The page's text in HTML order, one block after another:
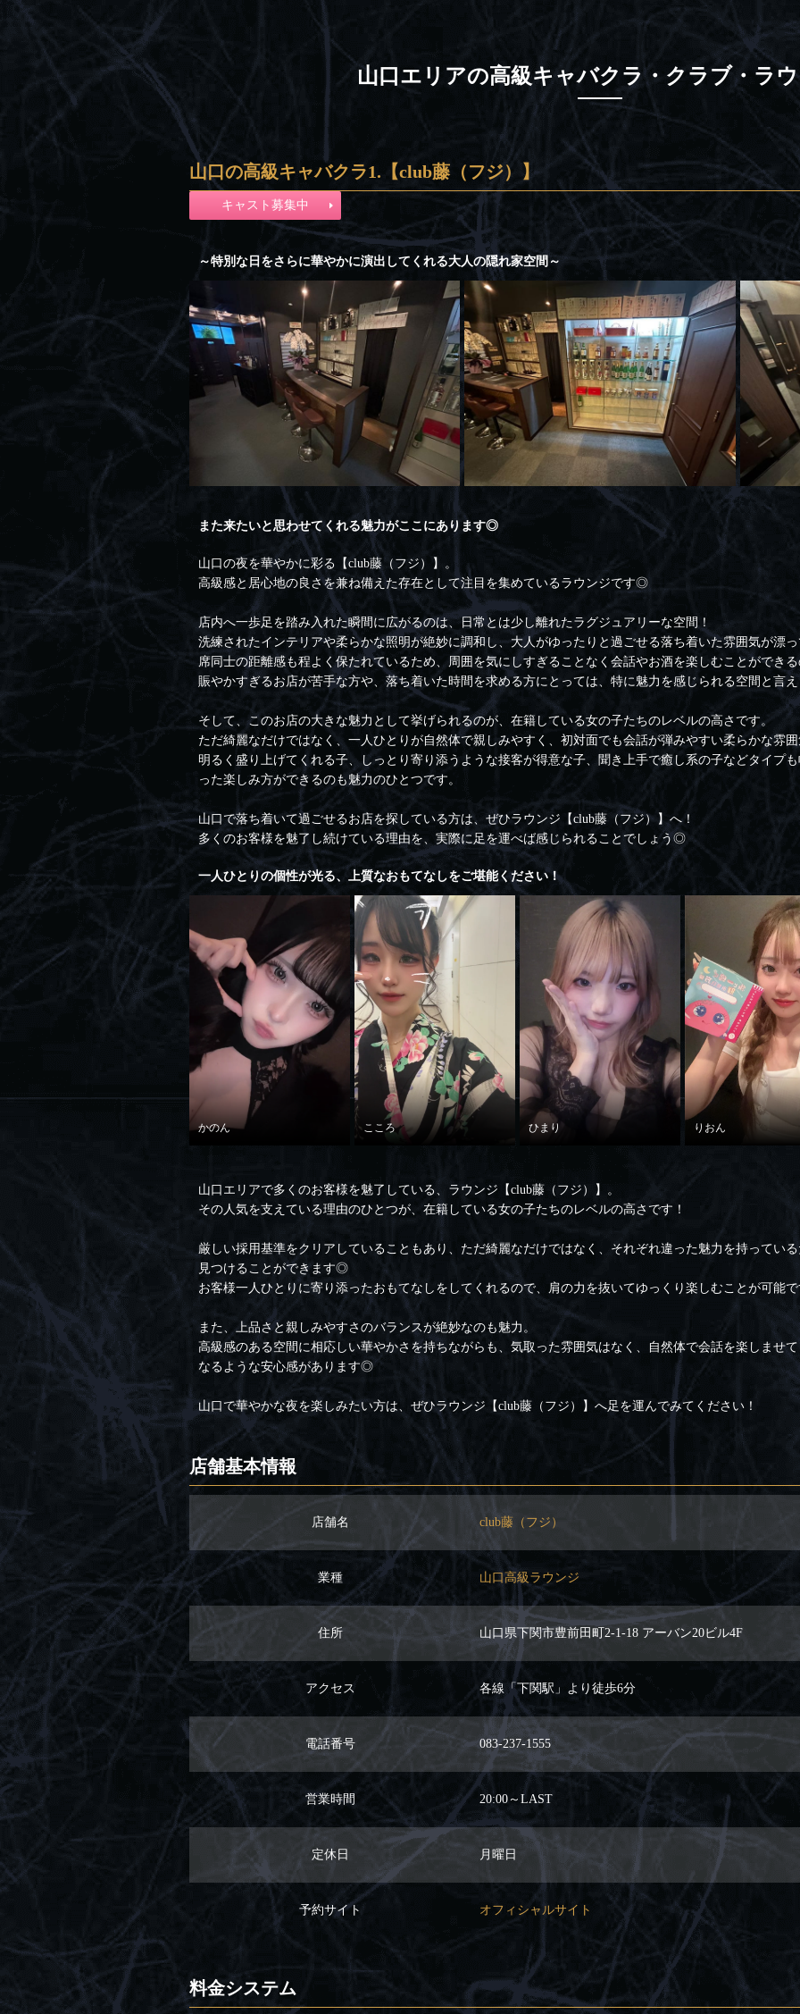
山口エリアの高級キャバクラ・クラブ・ラ
山口の高級キャバクラ1.【club藤（フジ）】
キャスト募集中
～特別な日をさらに華やかに演出してくれる大人の隠れ家空間～
また来たいと思わせてくれる魅力がここにあります◎
山口の夜を華やかに彩る【club藤（フジ）】。
高級感と居心地の良さを兼ね備えた存在として注目を集めているラウンジです◎
店内へ一歩足を踏み入れた瞬間に広がるのは、日常とは少し離れたラグジュアリーな空間！
洗練されたインテリアや柔らかな照明が絶妙に調和し、大人がゆったりと過ごせる落ち着いた雰囲気が漂
席同士の距離感も程よく保たれているため、周囲を気にしすぎることなく会話やお酒を楽しむことができ
賑やかすぎるお店が苦手な方や、落ち着いた時間を求める方にとっては、特に魅力を感じられる空間と言
そして、このお店の大きな魅力として挙げられるのが、在籍している女の子たちのレベルの高さです。
ただ綺麗なだけではなく、一人ひとりが自然体で親しみやすく、初対面でも会話が弾みやすい柔らかな雰
明るく盛り上げてくれる子、しっとり寄り添うような接客が得意な子、聞き上手で癒し系の子などタイプ
った楽しみ方ができるのも魅力のひとつです。
山口で落ち着いて過ごせるお店を探している方は、ぜひラウンジ【club藤（フジ）】へ！
多くのお客様を魅了し続けている理由を、実際に足を運べば感じられることでしょう◎
一人ひとりの個性が光る、上質なおもてなしをご堪能ください！
かのん こころ ひまり りおん
山口エリアで多くのお客様を魅了している、ラウンジ【club藤（フジ）】。
その人気を支えている理由のひとつが、在籍している女の子たちのレベルの高さです！
厳しい採用基準をクリアしていることもあり、ただ綺麗なだけではなく、それぞれ違った魅力を持ってい
見つけることができます◎
お客様一人ひとりに寄り添ったおもてなしをしてくれるので、肩の力を抜いてゆっくり楽しむことが可能
また、上品さと親しみやすさのバランスが絶妙なのも魅力。
高級感のある空間に相応しい華やかさを持ちながらも、気取った雰囲気はなく、自然体で会話を楽しませ
なるような安心感があります◎
山口で華やかな夜を楽しみたい方は、ぜひラウンジ【club藤（フジ）】へ足を運んでみてください！
店舗基本情報
店舗名 club藤（フジ）
業種 山口高級ラウンジ
住所 山口県下関市豊前田町2-1-18 アーバン20ビル4F
アクセス 各線「下関駅」より徒歩6分
電話番号 083-237-1555
営業時間 20:00～LAST
定休日 月曜日
予約サイト オフィシャルサイト
料金システム